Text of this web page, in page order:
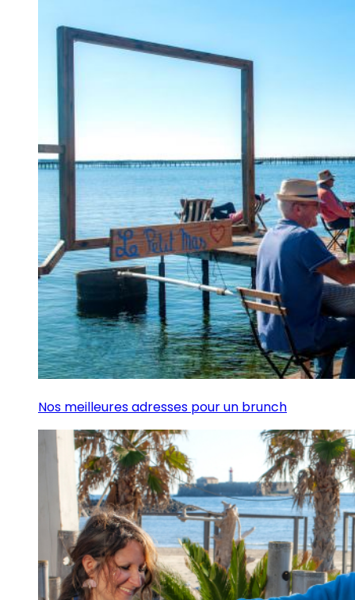
Nos meilleures adresses pour un brunch